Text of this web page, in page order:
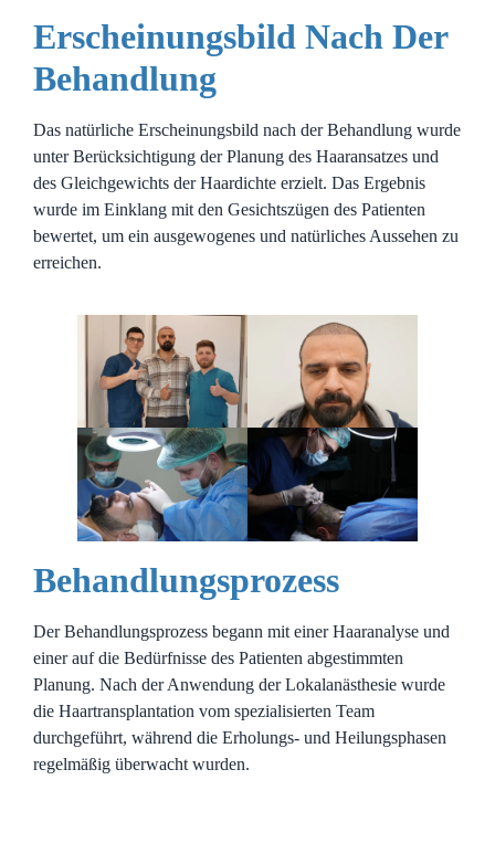
Erscheinungsbild Nach Der
Behandlung
Das natürliche Erscheinungsbild nach der Behandlung wurde
unter Berücksichtigung der Planung des Haaransatzes und
des Gleichgewichts der Haardichte erzielt. Das Ergebnis
wurde im Einklang mit den Gesichtszügen des Patienten
bewertet, um ein ausgewogenes und natürliches Aussehen zu
erreichen.
Behandlungsprozess
Der Behandlungsprozess begann mit einer Haaranalyse und
einer auf die Bedürfnisse des Patienten abgestimmten
Planung. Nach der Anwendung der Lokalanästhesie wurde
die Haartransplantation vom spezialisierten Team
durchgeführt, während die Erholungs- und Heilungsphasen
regelmäßig überwacht wurden.